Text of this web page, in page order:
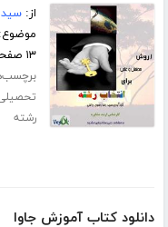
از:سید
۱۳ صفحه
رشته
دانلود کتاب آموزش جاوا